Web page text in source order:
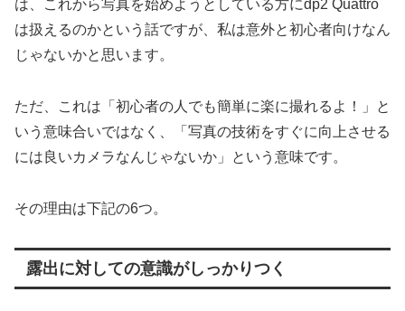
は、これから写真を始めようとしている方にdp2 Quattro
は扱えるのかという話ですが、私は意外と初心者向けなん
じゃないかと思います。
ただ、これは「初心者の人でも簡単に楽に撮れるよ！」と
いう意味合いではなく、「写真の技術をすぐに向上させる
には良いカメラなんじゃないか」という意味です。
その理由は下記の6つ。
露出に対しての意識がしっかりつく